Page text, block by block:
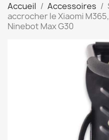
Accueil Accessoires
accrocher le Xiaomi
Ninebot Max G30